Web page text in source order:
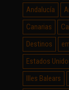
Andalucía
Canarias
Destinos
Estados
Illes Balears